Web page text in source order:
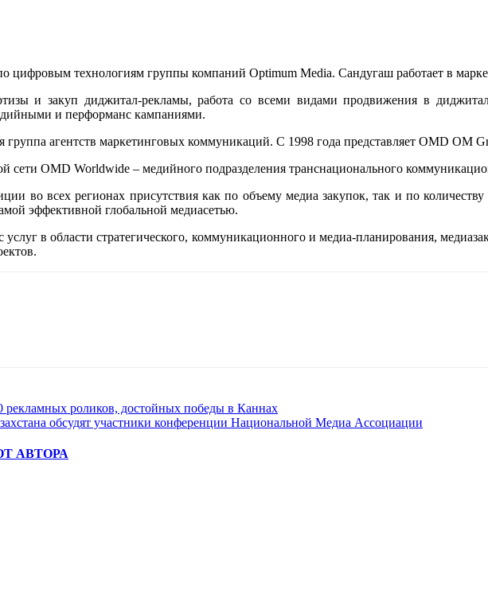
цифровым технологиям группы компаний Optimum Media. Сандугаш работает в
и закуп диджитал-рекламы, работа со всеми видами продвижения в
и перформанс кампаниями.
группа агентств маркетинговых коммуникаций. С 1998 года представляет OMD OM
сети OMD Worldwide – медийного подразделения транснационального
во всех регионах присутствия как по объему медиа закупок, так и по
эффективной глобальной медиасетью.
услуг в области стратегического, коммуникационного и медиа-планирования,
рекламных роликов, достойных победы в Каннах
обсудят участники конференции Национальной Медиа Ассоциации
АВТОРА